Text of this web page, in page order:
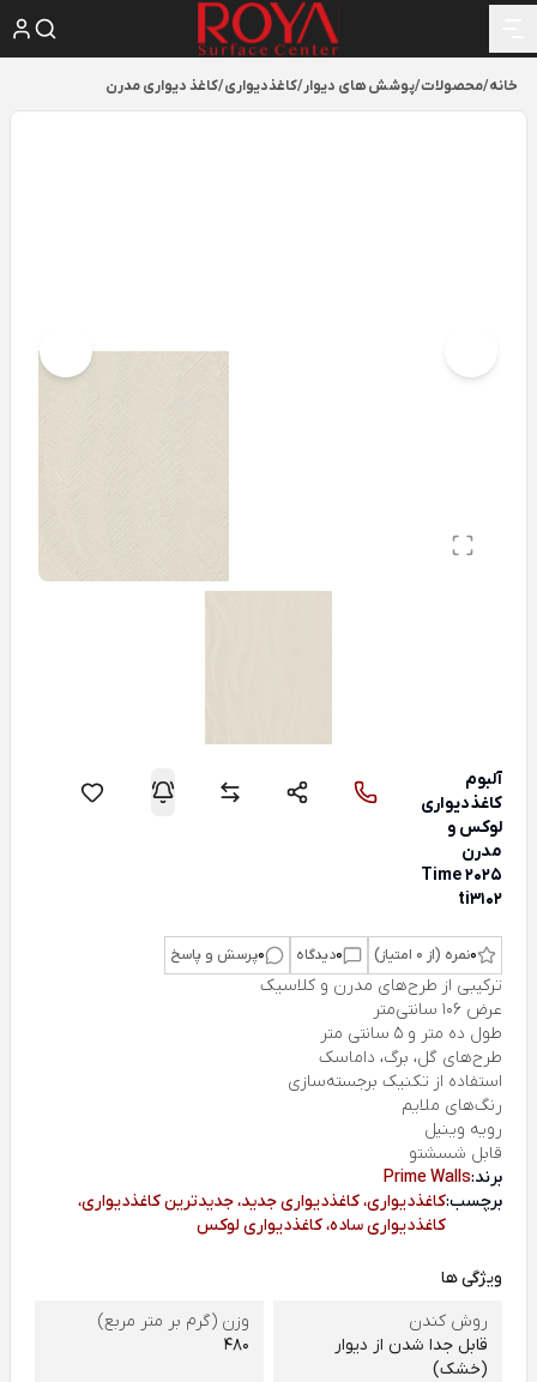
خانه/محصولات/پوشش های دیوار/کاغذدیواری/کاغذ دیواری مدرن
آلبوم
کاغذدیواری
لوکس و
مدرن
Time 2025
ti3102
0نمره (از 0 امتیاز) 0دیدگاه 0پرسش و پاسخ
ترکیبی از طرح‌های مدرن و کلاسیک
عرض 106 سانتی‌متر
طول ده متر و 5 سانتی متر
طرح‌های گل، برگ، داماسک
استفاده از تکنیک برجسته‌سازی
رنگ‌های ملایم
رویه وینیل
قابل شسشتو
برند:Prime Walls
برچسب:کاغذدیواری، کاغذدیواری جدید، جدیدترین کاغذدیواری،
کاغذدیواری ساده، کاغذدیواری لوکس
ویژگی ها
روش کندن
قابل جدا شدن از دیوار
(خشک)
وزن (گرم بر متر مربع)
480